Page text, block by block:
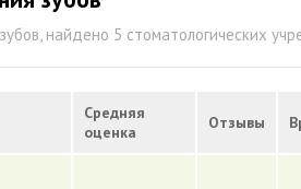
найдено 5 стоматологических
Средняя
оценка
Отзывы